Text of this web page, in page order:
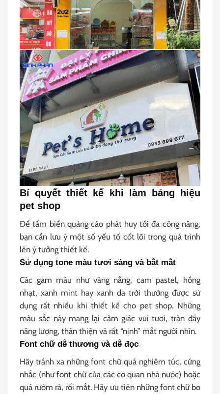
Bí quyết thiết kế khi làm bảng hiệu
pet shop
Để tấm biển quảng cáo phát huy tối đa công năng,
bạn cần lưu ý một số yếu tố cốt lõi trong quá trình
lên ý tưởng thiết kế.
Sử dụng tone màu tươi sáng và bắt mắt
Các gam màu như vàng nắng, cam pastel, hồng
nhạt, xanh mint hay xanh da trời thường được sử
dụng rất nhiều khi thiết kế cho pet shop. Những
màu sắc này mang lại cảm giác vui tươi, tràn đầy
năng lượng, thân thiện và rất “nịnh” mắt người nhìn.
Font chữ dễ thương và dễ đọc
Hãy tránh xa những font chữ quá nghiêm túc, cứng
nhắc (như font chữ của các cơ quan nhà nước) hoặc
quá rườm rà, rối mắt. Hãy ưu tiên những font chữ bo